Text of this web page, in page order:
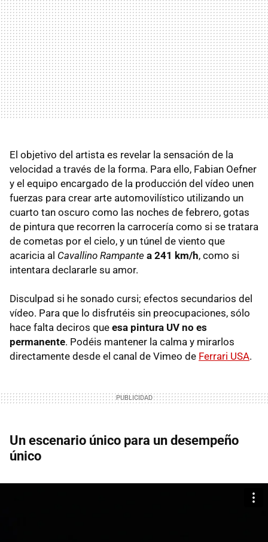
El objetivo del artista es revelar la sensación de la
velocidad a través de la forma. Para ello, Fabian Oefner
y el equipo encargado de la producción del vídeo unen
fuerzas para crear arte automovilístico utilizando un
cuarto tan oscuro como las noches de febrero, gotas
de pintura que recorren la carrocería como si se tratara
de cometas por el cielo, y un túnel de viento que
acaricia al Cavallino Rampante a 241 km/h, como si
intentara declararle su amor.
Disculpad si he sonado cursi; efectos secundarios del
vídeo. Para que lo disfrutéis sin preocupaciones, sólo
hace falta deciros que esa pintura UV no es
permanente. Podéis mantener la calma y mirarlos
directamente desde el canal de Vimeo de Ferrari USA.
Un escenario único para un desempeño
único